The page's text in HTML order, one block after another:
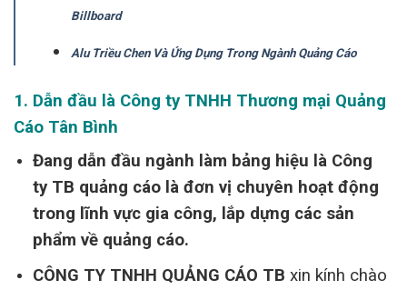
Billboard
Alu Triều Chen Và Ứng Dụng Trong Ngành Quảng Cáo
1. Dẫn đầu là Công ty TNHH Thương mại Quảng
Cáo Tân Bình
Đang dẫn đầu ngành làm bảng hiệu là Công
ty TB quảng cáo là đơn vị chuyên hoạt động
trong lĩnh vực giacông, lắp dựng các sản
phẩm về quảng cáo.
CÔNG TY TNHH QUẢNG CÁO TB xin kính chào